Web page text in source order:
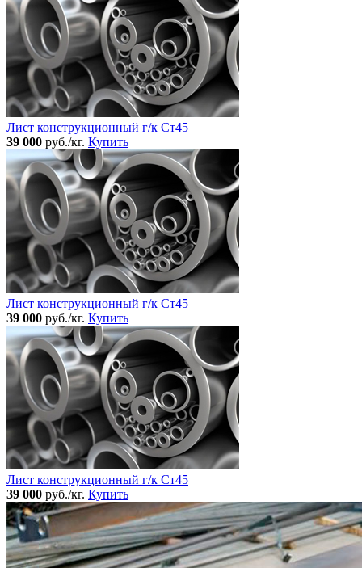
Лист конструкционный г/к Ст45
39 000 руб./кг. Купить
Лист конструкционный г/к Ст45
39 000 руб./кг. Купить
Лист конструкционный г/к Ст45
39 000 руб./кг. Купить